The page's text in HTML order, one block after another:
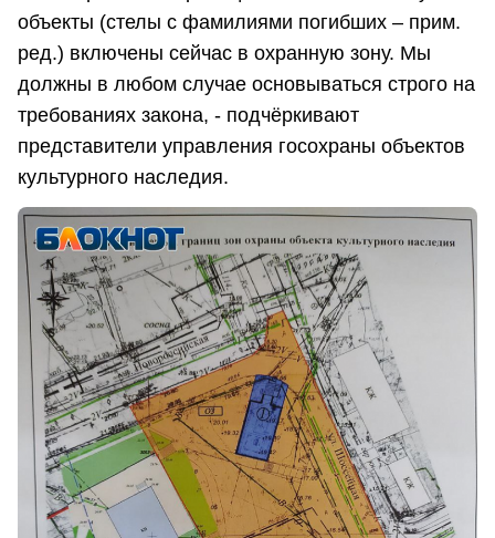
объекты (стелы с фамилиями погибших – прим.
ред.) включены сейчас в охранную зону. Мы
должны в любом случае основываться строго на
требованиях закона, - подчёркивают
представители управления госохраны объектов
культурного наследия.